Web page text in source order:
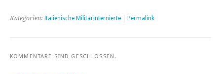
Kategorien: Italienische Militärinternierte Permalink
KOMMENTARE SIND GESCHLOSSEN.